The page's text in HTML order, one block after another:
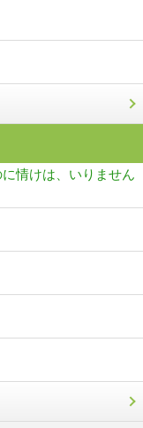
情けは、いりません